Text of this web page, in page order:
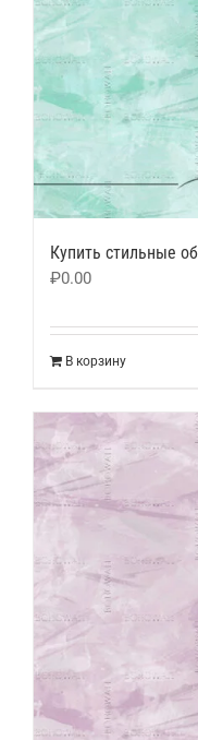
Купить стильные
₽0.00
В корзину